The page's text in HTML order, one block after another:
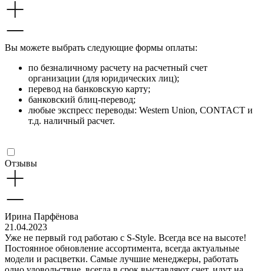
Вы можете выбрать следующие формы оплаты:
по безналичному расчету на расчетный счет
организации (для юридических лиц);
перевод на банковскую карту;
банковский блиц-перевод;
любые экспресс переводы: Western Union, CONTACT и
т.д. наличный расчет.
Отзывы
Ирина Парфёнова
21.04.2023
Уже не первый год работаю с S-Style. Всегда все на высоте!
Постоянное обновление ассортимента, всегда актуальные
модели и расцветки. Самые лучшие менеджеры, работать